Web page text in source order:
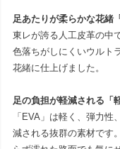
足あたりが柔らかな花緒
東レが誇る人工皮革の中
色落ちがしにくいウルト
花緒に仕上げました。
足の負担が軽減される「
「EVA」は軽く、弾力
減される抜群の素材です